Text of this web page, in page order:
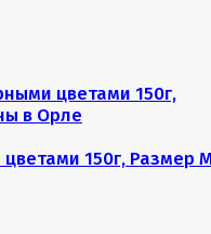
150г, Размер